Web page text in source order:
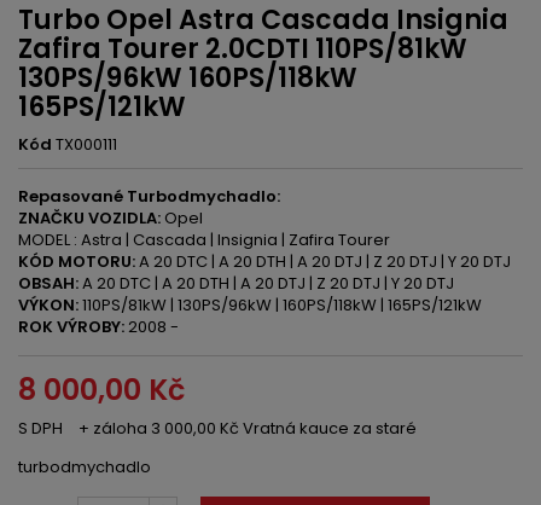
Turbo Opel Astra Cascada Insignia
Zafira Tourer 2.0CDTI 110PS/81kW
130PS/96kW 160PS/118kW
165PS/121kW
Kód TX000111
Repasované Turbodmychadlo:
ZNAČKU VOZIDLA: Opel
MODEL : Astra | Cascada | Insignia | Zafira Tourer
KÓD MOTORU:A 20 DTC | A 20 DTH | A 20 DTJ | Z 20 DTJ | Y 20 DTJ
OBSAH:A 20 DTC | A 20 DTH | A 20 DTJ | Z 20 DTJ | Y 20 DTJ
VÝKON:110PS/81kW | 130PS/96kW | 160PS/118kW | 165PS/121kW
ROK VÝROBY: 2008 -
8 000,00 Kč
S DPH
+ záloha 3 000,00 Kč Vratná kauce za staré
turbodmychadlo